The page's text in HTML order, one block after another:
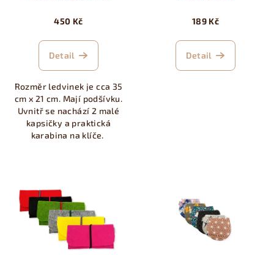
450 Kč
Detail
Rozměr ledvinek je cca 35
cm x 21 cm. Mají podšívku.
Uvnitř se nachází 2 malé
kapsičky a praktická
karabina na klíče.
189 Kč
Detail